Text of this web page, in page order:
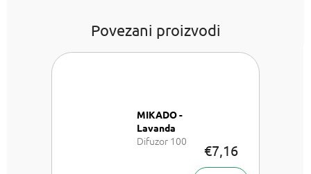
Povezani proizvodi
MIKADO -
Lavanda
Difuzor 100
€7,16